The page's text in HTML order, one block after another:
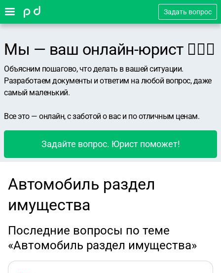
Задать вопрос
Мы — ваш онлайн-юрист 👨🏻‍⚖️
Объясним пошагово, что делать в вашей ситуации.
Разработаем документы и ответим на любой вопрос, даже
самый маленький.
Все это — онлайн, с заботой о вас и по отличным ценам.
Задайте вопрос. Юрист поможет!
Автомобиль раздел
имущества
Последние вопросы по теме
«Автомобиль раздел имущества»